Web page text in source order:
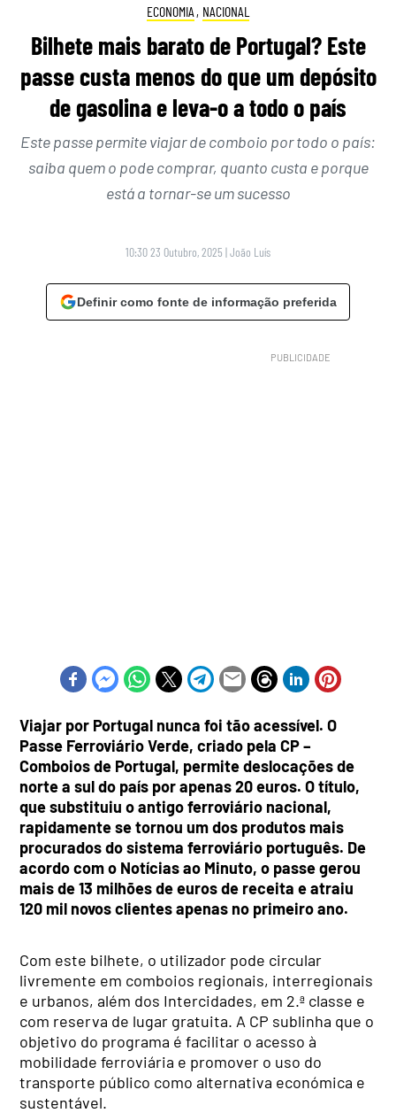
ECONOMIA , NACIONAL
Bilhete mais barato de Portugal? Este
passe custa menos do que um depósito
de gasolina e leva-o a todo o país
Este passe permite viajar de comboio por todo o país:
saiba quem o pode comprar, quanto custa e porque
está a tornar-se um sucesso
10:30 23 Outubro, 2025 |João Luís
Definir como fonte de informação preferida
Viajar por Portugal nunca foi tão acessível. O
Passe Ferroviário Verde, criado pela CP –
Comboios de Portugal, permite deslocações de
norte a sul do país por apenas 20 euros. O título,
que substituiu o antigo ferroviário nacional,
rapidamente se tornou um dos produtos mais
procurados do sistema ferroviário português. De
acordo com o Notícias ao Minuto, o passe gerou
mais de 13 milhões de euros de receita e atraiu
120 mil novos clientes apenas no primeiro ano.
Com este bilhete, o utilizador pode circular
livremente em comboios regionais, interregionais
e urbanos, além dos Intercidades, em 2.ª classe e
com reserva de lugar gratuita. A CP sublinha que o
objetivo do programa é facilitar o acesso à
mobilidade ferroviária e promover o uso do
transporte público como alternativa económica e
sustentável.